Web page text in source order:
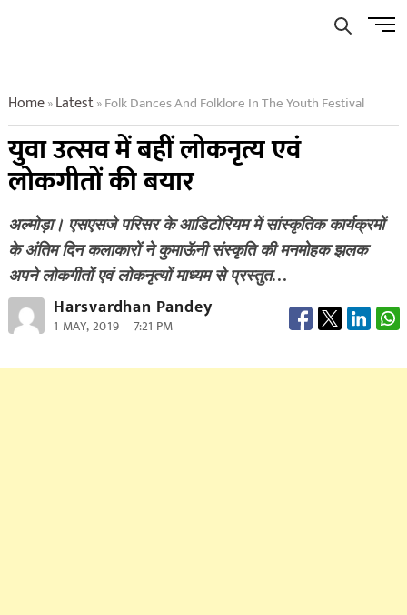
Menu
Home»Latest»Folk Dances And Folklore In The Youth Festival
युवा उत्सव में बहीं लोकनृत्य एवं
लोकगीतों की बयार
अल्मोड़ा। एसएसजे परिसर के आडिटोरियम में सांस्कृतिक कार्यक्रमों
के अंतिम दिन कलाकारों ने कुमाऊॅनी संस्कृति की मनमोहक झलक
अपने लोकगीतों एवं लोकनृत्यों माध्यम से प्रस्तुत…
Harsvardhan Pandey
1 MAY, 2019 7:21 PM